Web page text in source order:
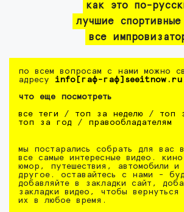
как это по-
лучшие
все
по всем вопросам с нами можно
адресу info[гаф-гаф]seeitnow.ru
что еще посмотреть
все теги / топ за неделю / топ
топ за год / правообладателям
мы постарались собрать для вас
все самые интересные видео.
юмор, путешествия, автомобили и
другое. оставайтесь с нами -
добавляйте в закладки сайт,
закладки видео, чтобы вернуться
их в любое время.